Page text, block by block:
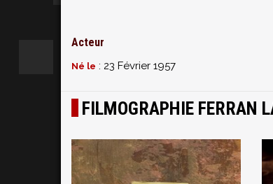
Acteur
Né le : 23 Février 1957
FILMOGRAPHIE FERRAN